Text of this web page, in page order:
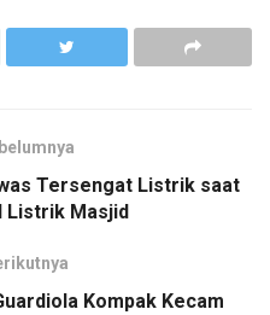
Tersengat Listrik saat
Listrik Masjid
Kompak Kecam